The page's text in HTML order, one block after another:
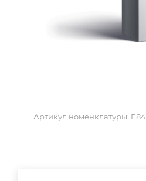
Артикул номенклатуры: